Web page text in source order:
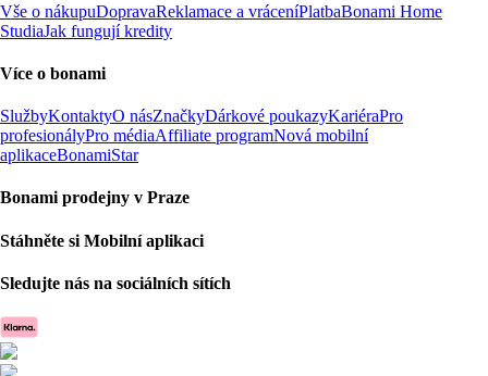
Vše o nákupuDopravaReklamace a vráceníPlatbaBonami Home
StudiaJak fungují kredity
Více o bonami
SlužbyKontaktyO násZnačkyDárkové poukazyKariéraPro
profesionályPro médiaAffiliate programNová mobilní
aplikaceBonamiStar
Bonami prodejny v Praze
Stáhněte si Mobilní aplikaci
Sledujte nás na sociálních sítích